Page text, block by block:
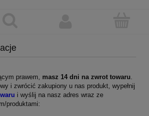
prawem, masz 14 dni na zwrot towaru.
i zwrócić zakupiony u nas produkt, wypełnij
i wyślij na nasz adres wraz ze
produktami: